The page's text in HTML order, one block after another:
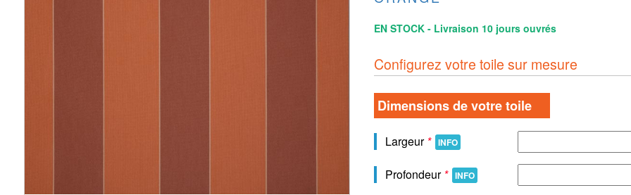
EN STOCK - Livraison 10 jours ouvrés
Configurez votre toile sur mesure
Dimensions de votre toile
Largeur * INFO
Profondeur * INFO